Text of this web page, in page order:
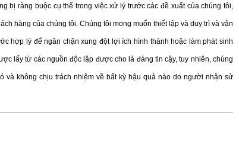
bị ràng buộc cụ thể trong việc xử lý trước các đề xuất của chúng tôi,
hàng của chúng tôi. Chúng tôi mong muốn thiết lập và duy trì và vận
hợp lý để ngăn chặn xung đột lợi ích hình thành hoặc làm phát sinh
lấy từ các nguồn độc lập được cho là đáng tin cậy, tuy nhiên, chúng
không chịu trách nhiệm về bất kỳ hậu quả nào do người nhận sử